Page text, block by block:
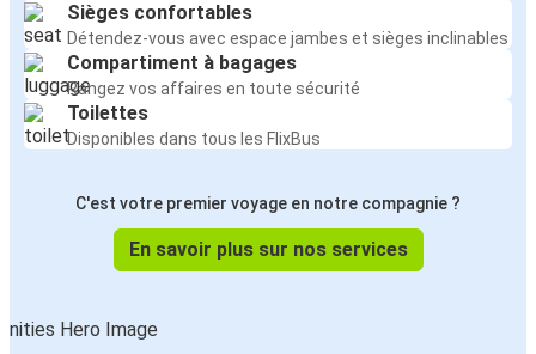
Sièges confortables
Détendez-vous avec espace jambes et sièges inclinables
Compartiment à bagages
Rangez vos affaires en toute sécurité
Toilettes
Disponibles dans tous les FlixBus
C'est votre premier voyage en notre compagnie ?
En savoir plus sur nos services